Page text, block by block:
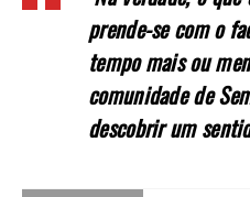
prende-se com o
tempo mais ou
comunidade de
descobrir um